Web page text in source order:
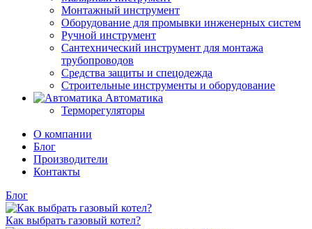
Монтажный инструмент
Оборудование для промывки инженерных систем
Ручной инструмент
Сантехнический инструмент для монтажа
трубопроводов
Средства защиты и спецодежда
Строительные инструменты и оборудование
Автоматика
Терморегуляторы
О компании
Блог
Производители
Контакты
Блог
Как выбрать газовый котел?